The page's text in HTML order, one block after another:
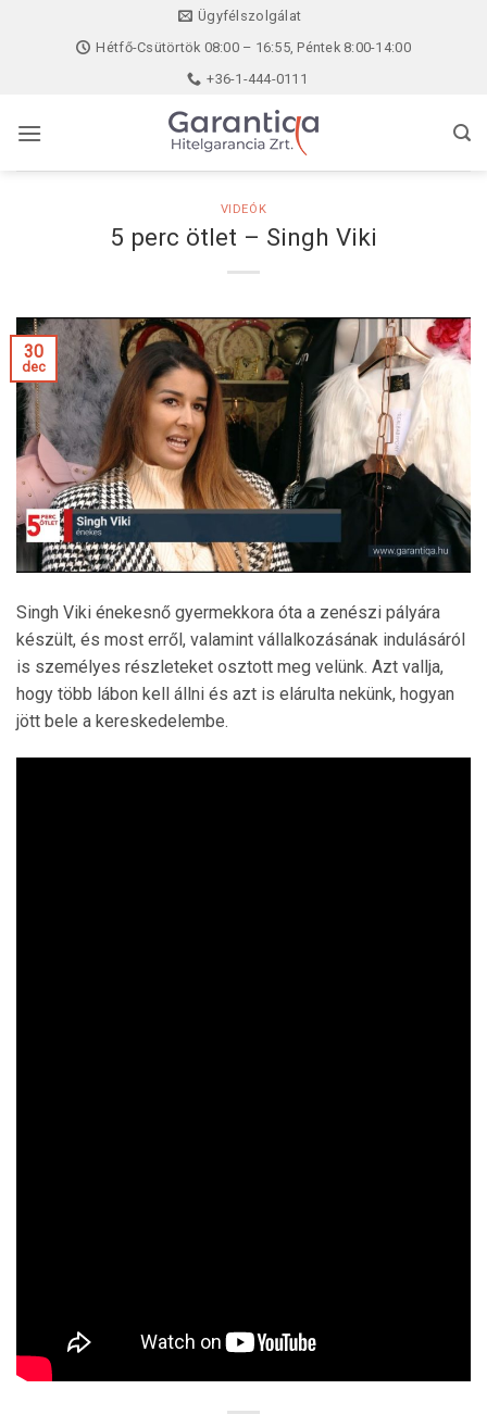
Ügyfélszolgálat
Hétfő-Csütörtök 08:00 – 16:55, Péntek 8:00-14:00
+36-1-444-0111
VIDEÓK
5 perc ötlet – Singh Viki
30
dec
Singh Viki énekesnő gyermekkora óta a zenészi pályára
készült, és most erről, valamint vállalkozásának indulásáról
is személyes részleteket osztott meg velünk. Azt vallja,
hogy több lábon kell állni és azt is elárulta nekünk, hogyan
jött bele a kereskedelembe.